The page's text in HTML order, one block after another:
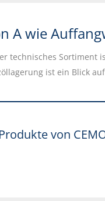
A wie
technisches Sortiment
ist ein Blick
Produkte von